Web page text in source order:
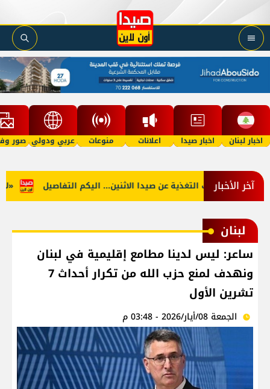
اخبار لبنان اخبار صيدا اعلانات منوعات عربي ودولي صور
آخر الأخبار
الجنوب: توقف التغذية عن صيدا الاثنين... اليكم التفاصيل
لبنان
ساعر: ليس لدينا مطامع إقليمية في لبنان
ونهدف لمنع حزب الله من تكرار أحداث 7
تشرين الأول
الجمعة 08/أيار/2026 - 03:48 م